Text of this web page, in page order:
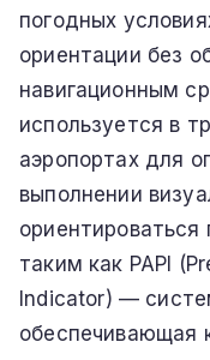
погодных
ориентации без
навигационным
используется в
аэропортах для
выполнении
таким как PAPI
Indicator) —
обеспечивающая